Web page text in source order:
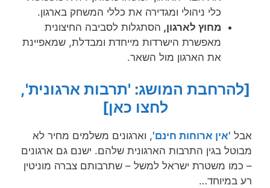
כלי ניהולי ומגדירה את כללי המשחק בארגון.
מחוץ לארגון, הסתגלות לסביבה החיצונית
מאפשרת הישרדות מייחדת ומבדלת, שמאפיינת
את הארגון מול השאר.
[להרחבת המושג: 'תרבות ארגונית',
לחצו כאן]
אבל 'אין ארוחות חינם', וארגונים משלמים מחיר לא
מבוטל בגין התרבות הארגונית שלהם. ישנם גם ארגונים
– כמו משטרת ישראל למשל – שתרבותם צברה מוניטין
רע במיוחד…